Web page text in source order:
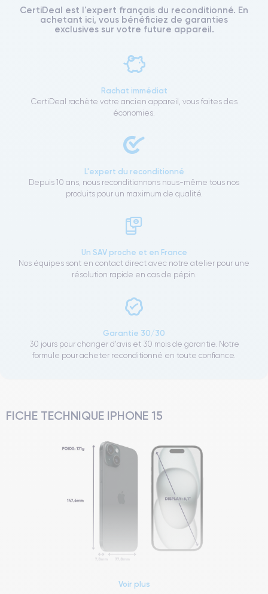
CertiDeal est l'expert français du reconditionné. En
achetant ici, vous bénéficiez de garanties
exclusives sur votre future appareil.
Rachat immédiat
CertiDeal rachète votre ancien appareil, vous faites des
économies.
L'expert du reconditionné
Depuis 10 ans, nous reconditionnons nous-même tous nos
produits pour un maximum de qualité.
Un SAV proche et en France
Nos équipes sont en contact direct avec notre atelier pour une
résolution rapide en cas de pépin.
Garantie 30/30
30 jours pour changer d'avis et 30 mois de garantie. Notre
formule pour acheter reconditionné en toute confiance.
FICHE TECHNIQUE IPHONE 15
Dimensions et poids iPhone 15
Voir plus